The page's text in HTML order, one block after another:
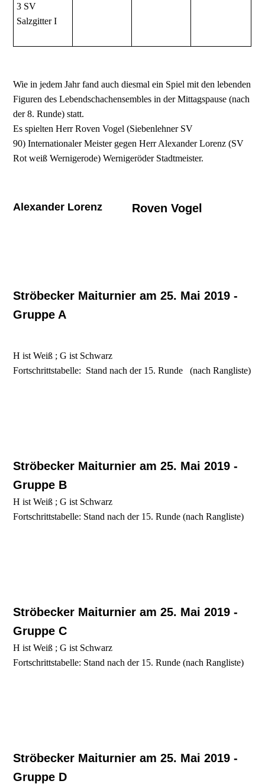
3 SV
Salzgitter I
Wie in jedem Jahr fand auch diesmal ein Spiel mit den lebenden
Figuren des Lebendschachensembles in der Mittagspause (nach
der 8. Runde) statt.
Es spielten Herr Roven Vogel (Siebenlehner SV
90) Internationaler Meister gegen Herr Alexander Lorenz (SV
Rot weiß Wernigerode) Wernigeröder Stadtmeister.
Alexander Lorenz Roven Vogel
Ströbecker Maiturnier am 25. Mai 2019 -
Gruppe A
H ist Weiß ; G ist Schwarz
Fortschrittstabelle: Stand nach der 15. Runde (nach Rangliste)
Ströbecker Maiturnier am 25. Mai 2019 -
Gruppe B
H ist Weiß ; G ist Schwarz
Fortschrittstabelle: Stand nach der 15. Runde (nach Rangliste)
Ströbecker Maiturnier am 25. Mai 2019 -
Gruppe C
H ist Weiß ; G ist Schwarz
Fortschrittstabelle: Stand nach der 15. Runde (nach Rangliste)
Ströbecker Maiturnier am 25. Mai 2019 -
Gruppe D